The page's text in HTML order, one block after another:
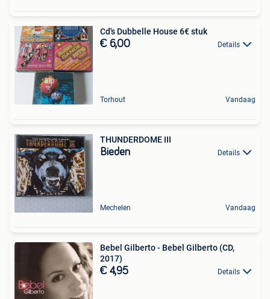
Cd's Dubbelle House 6€ stuk
€ 6,00 Details
Torhout Vandaag
THUNDERDOME III
Bieden Details
Mechelen Vandaag
Bebel Gilberto - Bebel Gilberto (CD,
2017)
€ 4,95 Details